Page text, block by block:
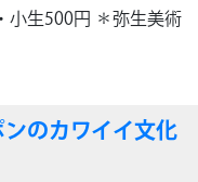
小生500円 ＊弥生美術
のカワイイ文化